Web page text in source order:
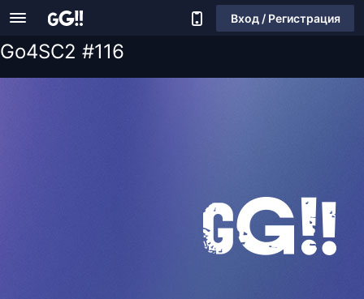
Вход / Регистрация
Go4SC2 #116